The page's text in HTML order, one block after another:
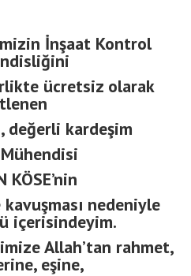
İnşaat Kontrol
ücretsiz olarak
değerli kardeşim
KÖSE’nin
nedeniyle
içerisindeyim.
Allah’tan rahmet,
eşine,